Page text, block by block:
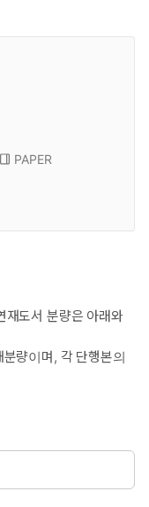
PAPER
도서 분량은 아래와
량이며, 각 단행본의